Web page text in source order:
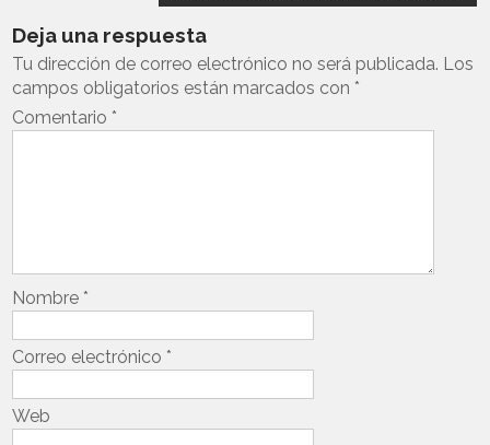
Deja una respuesta
Tu dirección de correo electrónico no será publicada. Los
campos obligatorios están marcados con*
Comentario*
Nombre*
Correo electrónico*
Web